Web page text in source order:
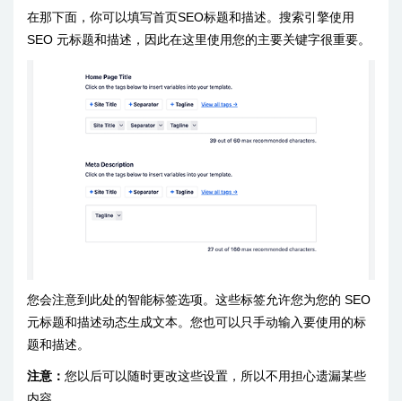
在那下面，你可以填写首页SEO标题和描述。搜索引擎使用
SEO 元标题和描述，因此在这里使用您的主要关键字很重要。
您会注意到此处的智能标签选项。这些标签允许您为您的 SEO
元标题和描述动态生成文本。您也可以只手动输入要使用的标
题和描述。
注意： 您以后可以随时更改这些设置，所以不用担心遗漏某些